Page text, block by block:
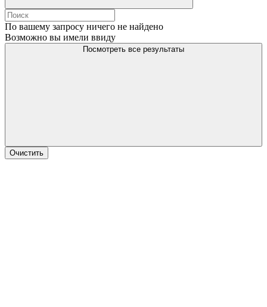
По вашему запросу ничего не найдено
Возможно вы имели ввиду
Посмотреть все результаты
Очистить